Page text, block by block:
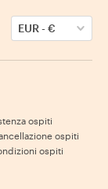
EUR-€
ospiti
ospiti
ospiti